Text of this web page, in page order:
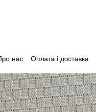
нас Оплата і доставка